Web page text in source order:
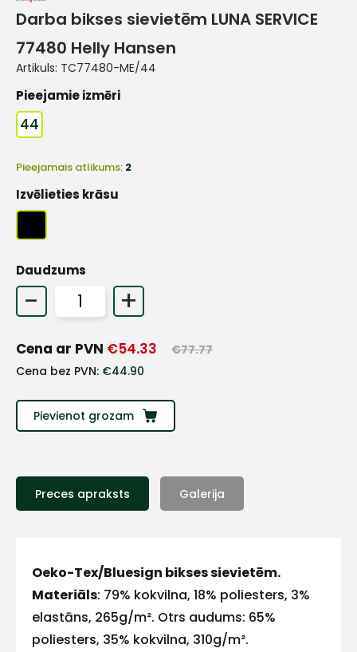
Darba bikses sievietēm LUNA SERVICE
77480 Helly Hansen
Artikuls: TC77480-ME/44
Pieejamie izmēri
44
Pieejamais atlikums: 2
Izvēlieties krāsu
Daudzums
- +
Cena ar PVN €54.33 €77.77
Cena bez PVN: €44.90
Pievienot grozam
Preces apraksts Galerija
Oeko-Tex/Bluesign bikses sievietēm.
Materiāls: 79% kokvilna, 18% poliesters, 3%
elastāns, 265g/m². Otrs audums: 65%
poliesters, 35% kokvilna, 310g/m².
ātrāk
Vārds
E-pasts
+